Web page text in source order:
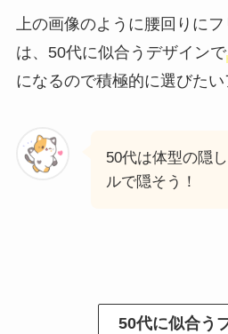
上の画像のように腰回りに
は、50代に似合うデザインで
になるので積極的に選びたい
50代は体型の隠
ルで隠そう！
50代に似合う